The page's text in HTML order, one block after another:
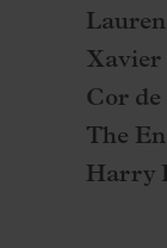
Xavier
Cor
The
Harry